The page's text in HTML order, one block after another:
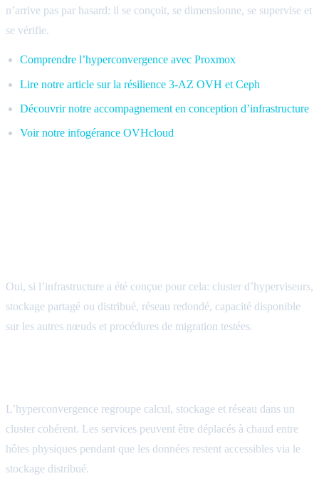
n’arrive pas par hasard: il se conçoit, se dimensionne, se supervise et
se vérifie.
Comprendre l’hyperconvergence avec Proxmox
Lire notre article sur la résilience 3-AZ OVH et Ceph
Découvrir notre accompagnement en conception d’infrastructure
Voir notre infogérance OVHcloud
Oui, si l’infrastructure a été conçue pour cela: cluster d’hyperviseurs,
stockage partagé ou distribué, réseau redondé, capacité disponible
sur les autres nœuds et procédures de migration testées.
L’hyperconvergence regroupe calcul, stockage et réseau dans un
cluster cohérent. Les services peuvent être déplacés à chaud entre
hôtes physiques pendant que les données restent accessibles via le
stockage distribué.